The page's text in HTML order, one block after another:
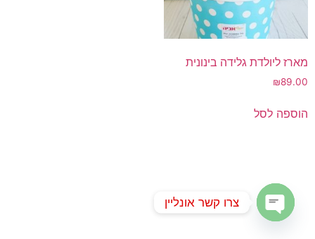
מארז ליולדת גלידה בינונית
₪89.00
הוספה לסל
צרו קשר אונליין